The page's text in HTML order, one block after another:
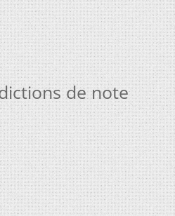
de note